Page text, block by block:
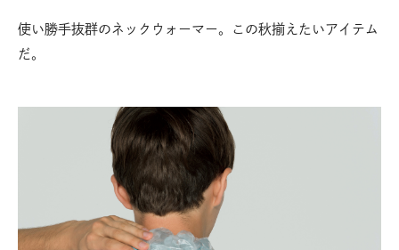
使い勝手抜群のネックウォーマー。この秋揃えたいアイテム
だ。